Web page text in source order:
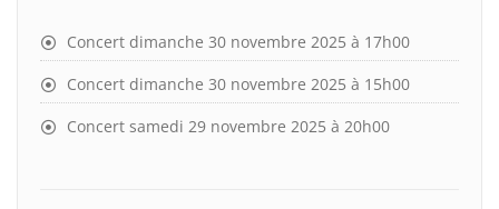
Concert dimanche 30 novembre 2025 à 17h00
Concert dimanche 30 novembre 2025 à 15h00
Concert samedi 29 novembre 2025 à 20h00